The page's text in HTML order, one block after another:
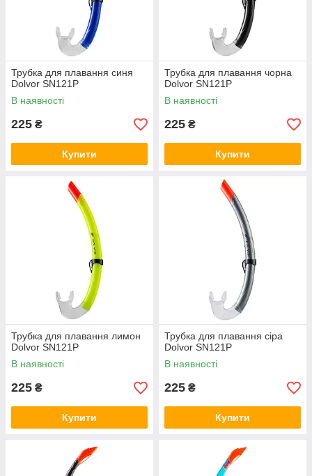
Трубка для плавання синя
Dolvor SN121Р
В наявності
225 ₴
Купити
Трубка для плавання чорна
Dolvor SN121Р
В наявності
225 ₴
Купити
Трубка для плавання лимон
Dolvor SN121Р
В наявності
225 ₴
Купити
Трубка для плавання сіра
Dolvor SN121Р
В наявності
225 ₴
Купити